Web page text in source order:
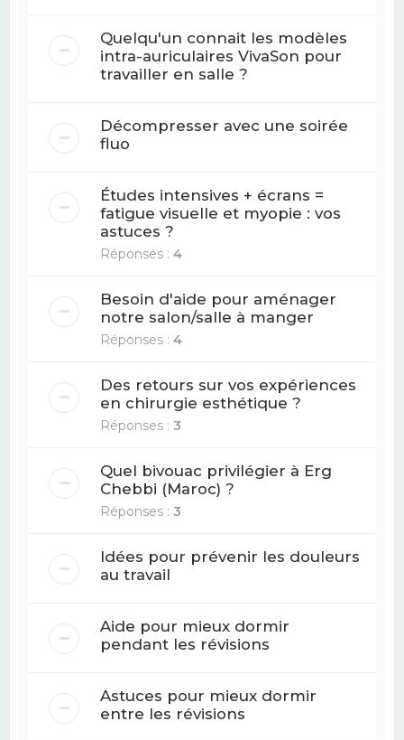
Quelqu'un connait les modèles
intra-auriculaires VivaSon pour
travailler en salle ?
Décompresser avec une soirée
fluo
Études intensives + écrans =
fatigue visuelle et myopie : vos
astuces ?
Réponses :4
Besoin d'aide pour aménager
notre salon/salle à manger
Réponses :4
Des retours sur vos expériences
en chirurgie esthétique ?
Réponses :3
Quel bivouac privilégier à Erg
Chebbi (Maroc) ?
Réponses :3
Idées pour prévenir les douleurs
au travail
Aide pour mieux dormir
pendant les révisions
Astuces pour mieux dormir
entre les révisions